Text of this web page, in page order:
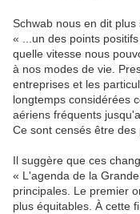
Schwab nous en dit
« ...un des points
quelle vitesse nous
à nos modes de vie.
entreprises et les
longtemps considérées
aériens fréquents
Ce sont censés être des
Il suggère que ces
« L'agenda de la
principales. Le premier
plus équitables. À cette